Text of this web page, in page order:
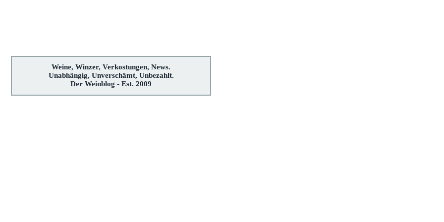
Weine, Winzer, Verkostungen, News.
Unabhängig, Unverschämt, Unbezahlt.
Der Weinblog - Est. 2009